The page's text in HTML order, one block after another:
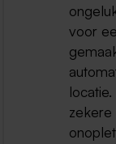
voor
zekere